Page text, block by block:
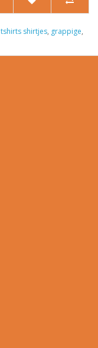
tshirts shirtjes, grappige,